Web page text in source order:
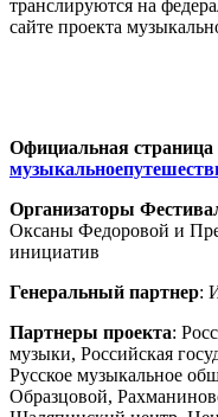
транслируются на
сайте проекта
Официальная
Организаторы
Оксаны Федоровой и
инициатив
Генеральный партнер:
Партнеры проекта:
музыки, Российская
Русское музыкальное
Образцовой,